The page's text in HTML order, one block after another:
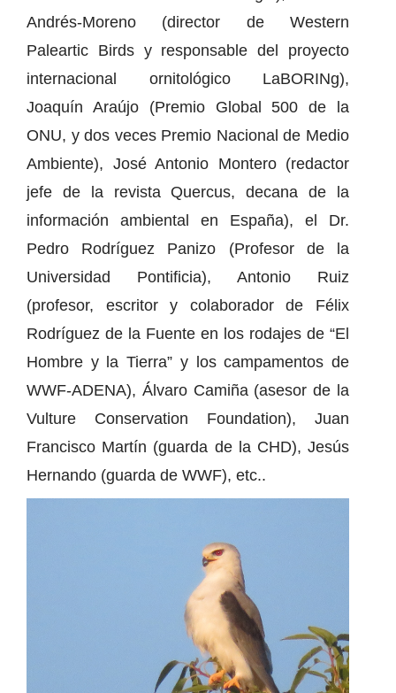
Andrés-Moreno (director de Western
Paleartic Birds y responsable del proyecto
internacional ornitológico LaBORINg),
Joaquín Araújo (Premio Global 500 de la
ONU, y dos veces Premio Nacional de Medio
Ambiente), José Antonio Montero (redactor
jefe de la revista Quercus, decana de la
información ambiental en España), el Dr.
Pedro Rodríguez Panizo (Profesor de la
Universidad Pontificia), Antonio Ruiz
(profesor, escritor y colaborador de Félix
Rodríguez de la Fuente en los rodajes de “El
Hombre y la Tierra” y los campamentos de
WWF-ADENA), Álvaro Camiña (asesor de la
Vulture Conservation Foundation), Juan
Francisco Martín (guarda de la CHD), Jesús
Hernando (guarda de WWF), etc..